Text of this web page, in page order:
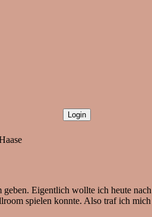
Eigentlich wollte ich heute
spielen konnte. Also traf ich